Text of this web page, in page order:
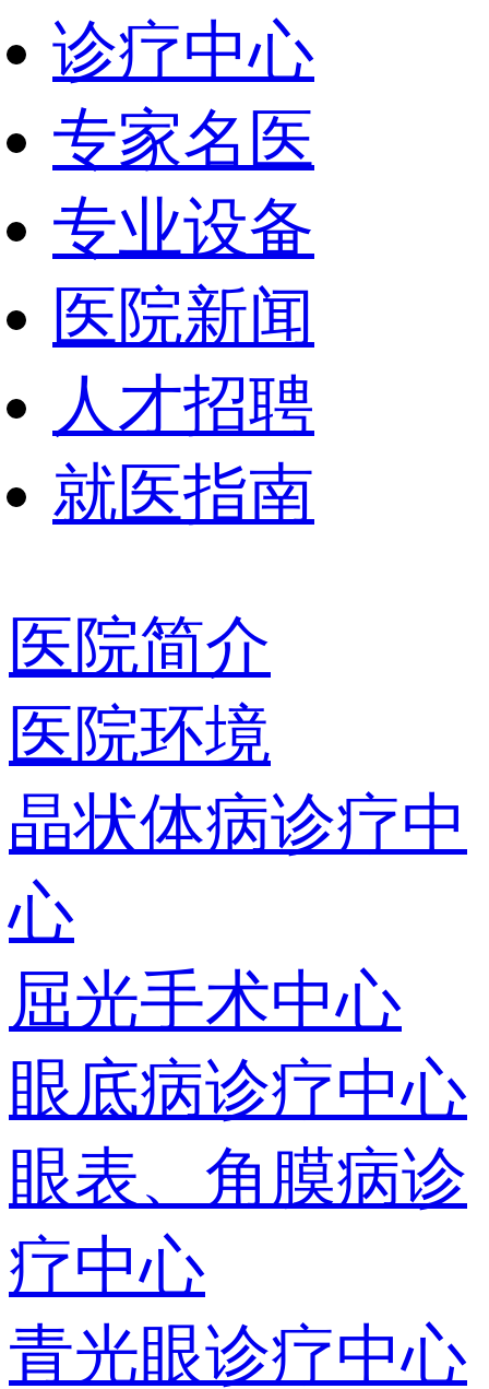
诊疗中心
专家名医
专业设备
医院新闻
人才招聘
就医指南
医院简介
医院环境
晶状体病诊疗中
心
屈光手术中心
眼底病诊疗中心
眼表、角膜病诊
疗中心
青光眼诊疗中心